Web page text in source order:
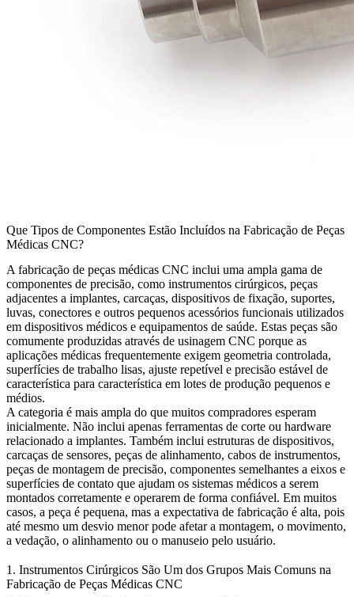
Que Tipos de Componentes Estão Incluídos na Fabricação de Peças
Médicas CNC?
A fabricação de peças médicas CNC inclui uma ampla gama de
componentes de precisão, como instrumentos cirúrgicos, peças
adjacentes a implantes, carcaças, dispositivos de fixação, suportes,
luvas, conectores e outros pequenos acessórios funcionais utilizados
em dispositivos médicos e equipamentos de saúde. Estas peças são
comumente produzidas através de usinagem CNC porque as
aplicações médicas frequentemente exigem geometria controlada,
superfícies de trabalho lisas, ajuste repetível e precisão estável de
característica para característica em lotes de produção pequenos e
médios.
A categoria é mais ampla do que muitos compradores esperam
inicialmente. Não inclui apenas ferramentas de corte ou hardware
relacionado a implantes. Também inclui estruturas de dispositivos,
carcaças de sensores, peças de alinhamento, cabos de instrumentos,
peças de montagem de precisão, componentes semelhantes a eixos e
superfícies de contato que ajudam os sistemas médicos a serem
montados corretamente e operarem de forma confiável. Em muitos
casos, a peça é pequena, mas a expectativa de fabricação é alta, pois
até mesmo um desvio menor pode afetar a montagem, o movimento,
a vedação, o alinhamento ou o manuseio pelo usuário.
1. Instrumentos Cirúrgicos São Um dos Grupos Mais Comuns na
Fabricação de Peças Médicas CNC